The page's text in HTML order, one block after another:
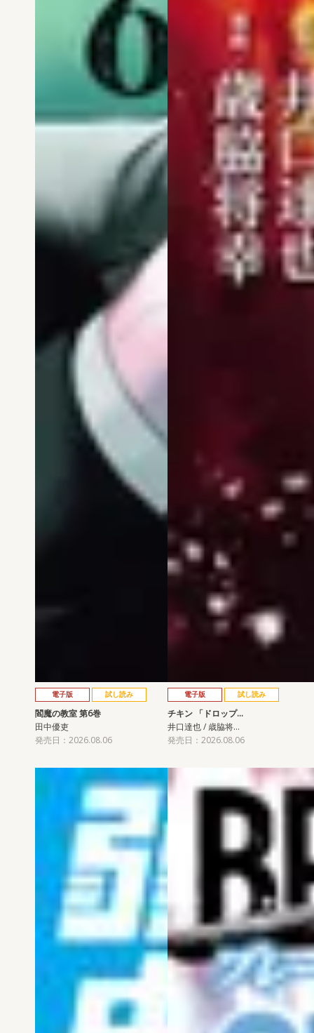
電子版 試し読み
閻魔の教室 第6巻
田中優吏
発売日：2026.08.06
電子版 試し読み
チキン 「ドロップ…
井口達也 / 歳脇将…
発売日：2026.08.06